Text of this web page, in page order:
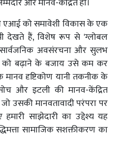
एआई को समावेशी विकास के एक
देखते हैं, विशेष रूप से 'ग्लोबल
अवसंरचना और सुलभ
को बढ़ाने के बजाय उसे कम कर
मानव दृष्टिकोण यानी तकनीक के
और इटली की मानव-केंद्रित
उसकी मानवतावादी परंपरा पर
साझेदारी का उद्देश्य यह
सामाजिक सशक्तीकरण का